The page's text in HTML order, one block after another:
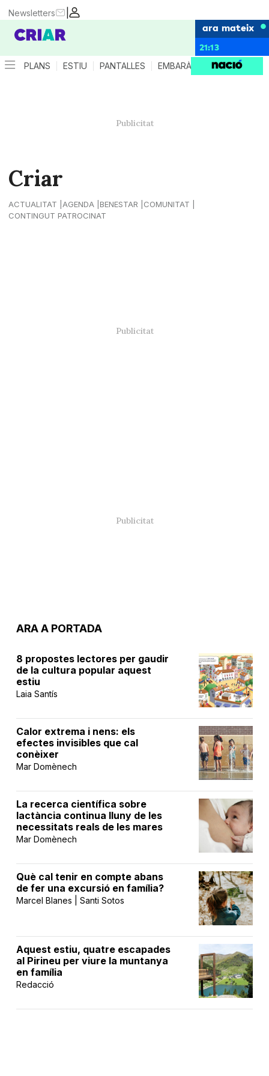
|
Newsletters
ara mateix
21:13
PLANS ESTIU PANTALLES EMBARÀS CRIANÇA
Criar
ACTUALITAT AGENDA BENESTAR
COMUNITAT
CONTINGUT PATROCINAT
ARA A PORTADA
8 propostes lectores per gaudir
de la cultura popular aquest
estiu
Laia Santís
Calor extrema i nens: els
efectes invisibles que cal
conèixer
Mar Domènech
La recerca científica sobre
lactància continua lluny de les
necessitats reals de les mares
Mar Domènech
Què cal tenir en compte abans
de fer una excursió en família?
Marcel Blanes | Santi Sotos
Aquest estiu, quatre escapades
al Pirineu per viure la muntanya
en família
Redacció